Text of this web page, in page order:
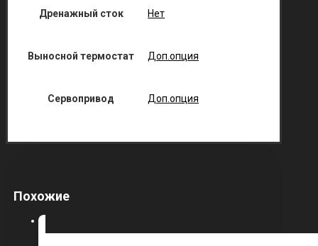
Дренажный сток Нет
Выносной термостат Доп.опция
Сервопривод Доп.опция
Похожие